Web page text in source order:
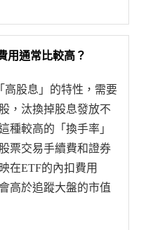
用通常比較高？
高股息」的特性，需要
，汰換掉股息發放不
種較高的「換手率」
票交易手續費和證券
在ETF的內扣費用
高於追蹤大盤的市值